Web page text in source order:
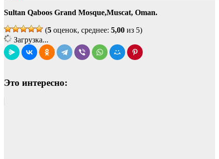
Sultan Qaboos Grand Mosque,Muscat, Oman.
(5 оценок, среднее: 5,00 из 5)
Загрузка...
Это интересно: